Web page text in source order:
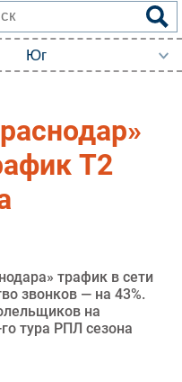
T2
трафик в сети
звонков — на 43%.
на
тура РПЛ сезона